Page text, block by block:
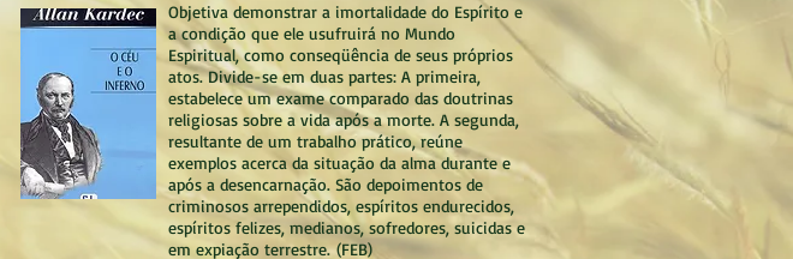
Objetiva demonstrar a imortalidade do Espírito e
a condição que ele usufruirá no Mundo
Espiritual, como conseqüência de seus próprios
atos. Divide-se em duas partes: A primeira,
estabelece um exame comparado das doutrinas
religiosas sobre a vida após a morte. A segunda,
resultante de um trabalho prático, reúne
exemplos acerca da situação da alma durante e
após a desencarnação. São depoimentos de
criminosos arrependidos, espíritos endurecidos,
espíritos felizes, medianos, sofredores, suicidas e
em expiação terrestre.(FEB)